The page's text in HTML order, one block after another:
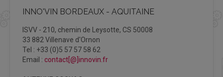
INNO'VIN BORDEAUX - AQUITAINE
ISVV - 210, chemin de Leysotte, CS 50008
33 882 Villenave d'Ornon
Tel : +33 (0)5 57 57 58 62
Email : contact[@]innovin.fr